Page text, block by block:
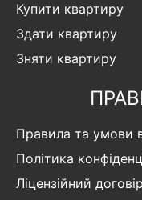
Купити квартиру
Здати квартиру
Зняти квартиру
Правила та умови
Політика
Ліцензійний договір